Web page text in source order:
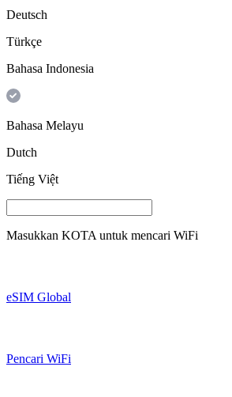
Deutsch
Türkçe
Bahasa Indonesia
Bahasa Melayu
Dutch
Tiếng Việt
Masukkan KOTA untuk mencari WiFi
eSIM Global
Pencari WiFi